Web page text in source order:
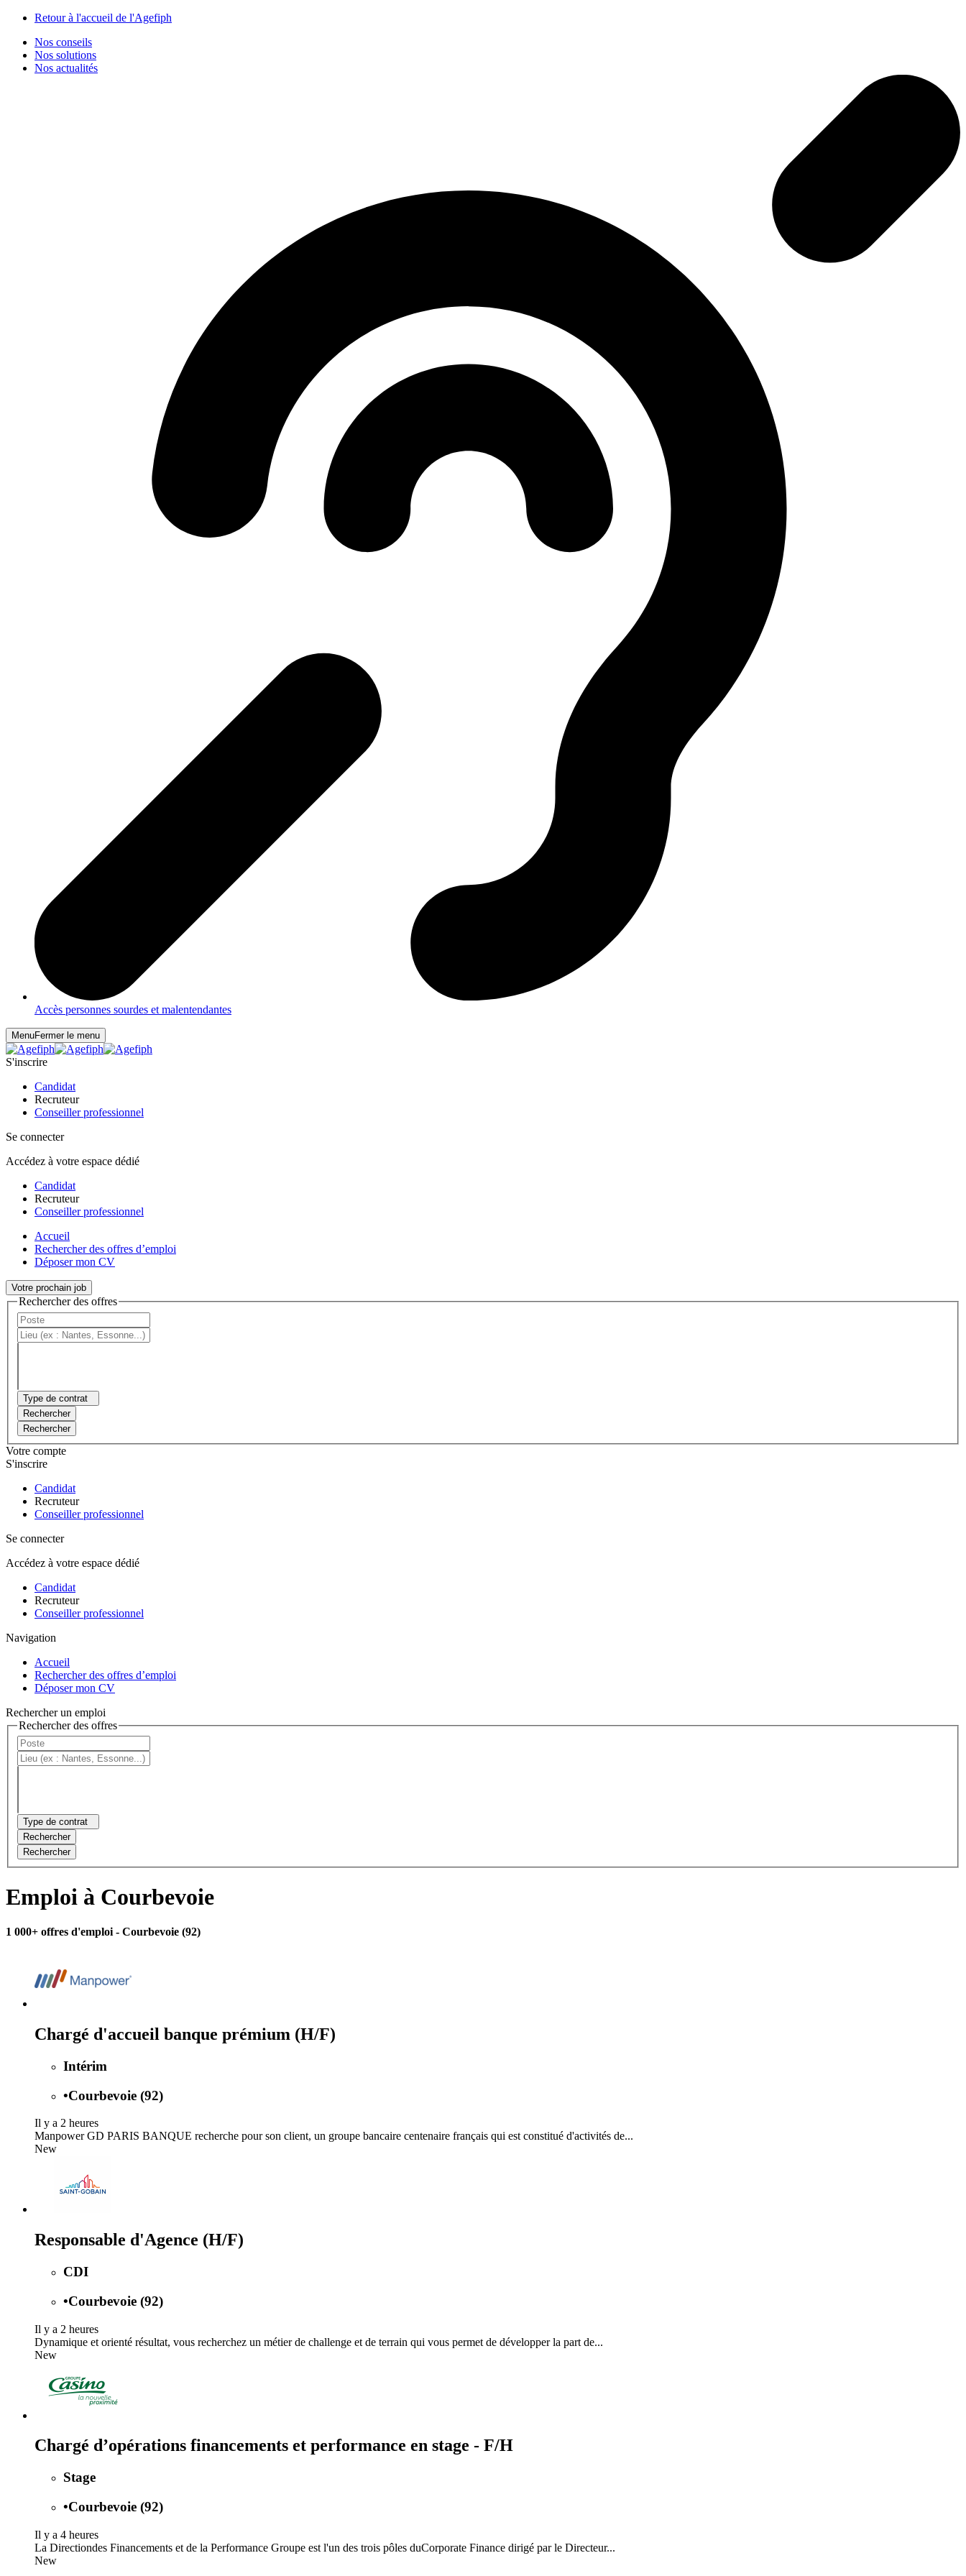
Retour à l'accueil de l'Agefiph
Nos conseils
Nos solutions
Nos actualités
Accès personnes sourdes et malentendantes
MenuFermer le menu
S'inscrire
Candidat
Recruteur
Conseiller professionnel
Se connecter
Accédez à votre espace dédié
Candidat
Recruteur
Conseiller professionnel
Accueil
Rechercher des offres d’emploi
Déposer mon CV
Votre prochain job
Rechercher des offres
Type de contrat
Rechercher
Rechercher
Votre compte
S'inscrire
Candidat
Recruteur
Conseiller professionnel
Se connecter
Accédez à votre espace dédié
Candidat
Recruteur
Conseiller professionnel
Navigation
Accueil
Rechercher des offres d’emploi
Déposer mon CV
Rechercher un emploi
Rechercher des offres
Type de contrat
Rechercher
Rechercher
Emploi à Courbevoie
1 000+ offres d'emploi - Courbevoie (92)
Chargé d'accueil banque prémium (H/F)
Intérim
•Courbevoie (92)
Il y a 2 heures
Manpower GD PARIS BANQUE recherche pour son client, un groupe bancaire centenaire français qui est constitué d'activités de...
New
Responsable d'Agence (H/F)
CDI
•Courbevoie (92)
Il y a 2 heures
Dynamique et orienté résultat, vous recherchez un métier de challenge et de terrain qui vous permet de développer la part de...
New
Chargé d’opérations financements et performance en stage - F/H
Stage
•Courbevoie (92)
Il y a 4 heures
La Directiondes Financements et de la Performance Groupe est l'un des trois pôles duCorporate Finance dirigé par le Directeur...
New